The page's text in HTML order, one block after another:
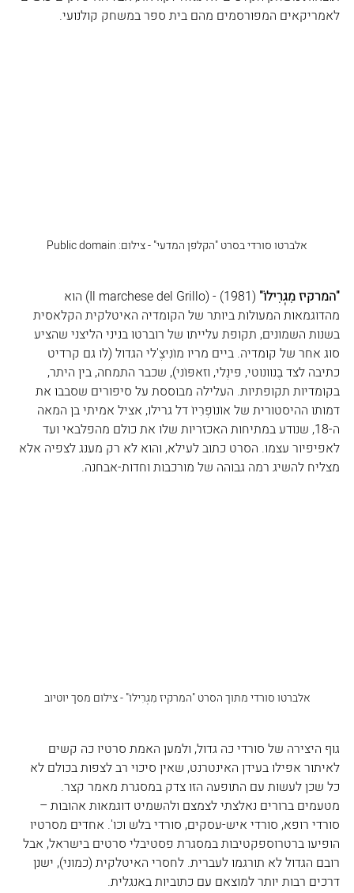
לאמריקאים המפורסמים מהם בית ספר במשחק קולנועי.
אלברטו סורדי בסרט "הקלפן המדעי" - צילום: Public domain
"המרקיז מִגְרִילוֹ" (1981) - (
Il marchese del Grillo) הוא
מהדוגמאות המעולות ביותר של הקומדיה האיטלקית הקלאסית
בשנות השמונים, תקופת עלייתו של רוברטו בניני הליצני שהציע
סוג אחר של קומדיה. ביים מריו מוֹנִיצֶ'לי הגדול (לו גם קרדיט
כתיבה לצד בֶנוונוּטי, פּינֶלי, וזאפּוֹני), שכבר התמחה, בין היתר,
בקומדיות תקופתיות. העלילה מבוססת על סיפורים שסבבו את
דמותו ההיסטורית של אוֹנוֹפְרִיוֹ דל גרילו, אציל אמיתי בן המאה
ה-18, שנודע במתיחות האכזריות שלו את כולם מהפלבאי ועד
לאפיפיור עצמו. הסרט כתוב לעילא, והוא לא רק מענג לצפיה אלא
מצליח להשיג רמה גבוהה של מורכבות וחדות-אבחנה.
אלברטו סורדי מתוך הסרט "המרקיז מִגְרִילוֹ" - צילום מסך יוטיוב
גוף היצירה של סורדי כה גדול, ולמען האמת סרטיו כה קשים
לאיתור אפילו בעידן האינטרנט, שאין סיכוי רב לצפות בכולם לא
כל שכן לעשות עם התופעה הזו צדק במסגרת מאמר קצר.
מטעמים ברורים נאלצתי לצמצם ולהשמיט דוגמאות אהובות –
סורדי רופא, סורדי איש-עסקים, סורדי בלש וכו'. אחדים מסרטיו
הופיעו ברטרוספקטיבות במסגרת פסטיבלי סרטים בישראל, אבל
רובם הגדול לא תורגמו לעברית. לחסרי האיטלקית (כמוני), ישנן
דרכים רבות יותר למוצאם עם כתוביות באנגלית.